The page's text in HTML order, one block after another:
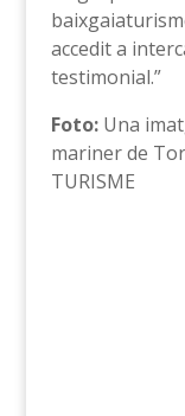
accedit a
testimonial.”
Foto:Una
mariner de
TURISME